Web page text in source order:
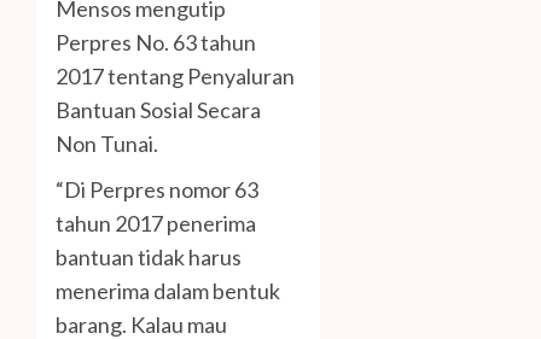
Mensos mengutip
Perpres No. 63 tahun
2017 tentang Penyaluran
Bantuan Sosial Secara
Non Tunai.
“Di Perpres nomor 63
tahun 2017 penerima
bantuan tidak harus
menerima dalam bentuk
barang. Kalau mau